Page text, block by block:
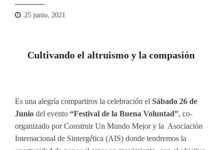
25 junio, 2021
Cultivando el altruismo y la compasión
Es una alegría compartiros la celebración el Sábado 26 de
Junio del evento “Festival de la Buena Voluntad”, co-
organizado por Construir Un Mundo Mejor y la Asociación
Internacional de Sintergética (AIS) donde tendremos la